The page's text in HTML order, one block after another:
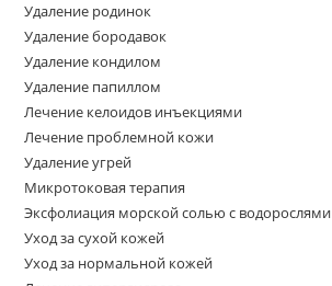
Удаление родинок
Удаление бородавок
Удаление кондилом
Удаление папиллом
Лечение келоидов инъекциями
Лечение проблемной кожи
Удаление угрей
Микротоковая терапия
Эксфолиация морской солью с водорослями
Уход за сухой кожей
Уход за нормальной кожей